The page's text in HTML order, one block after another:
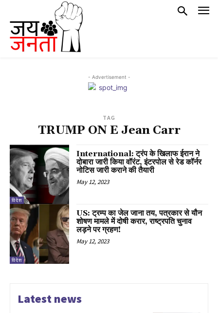
- Advertisement -
TAG
TRUMP ON E Jean Carr
विदेश
International: ट्रंप के खिलाफ ईरान ने
दोबारा जारी किया वॉरंट, इंटरपोल से रेड कॉर्नर
नोटिस जारी कराने की तैयारी
May 12, 2023
विदेश
US: ट्रम्प का जेल जाना तय, पत्रकार से यौन
शोषण मामले में दोषी करार, राष्ट्रपति चुनाव
लड़ने पर ग्रहण!
May 12, 2023
Latest news